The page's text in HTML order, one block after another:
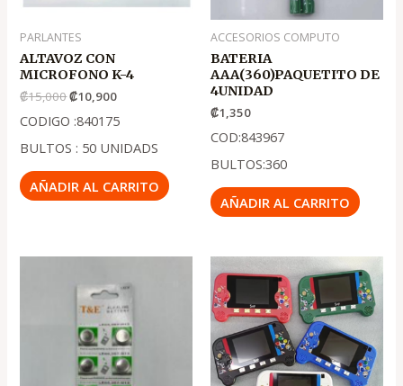
PARLANTES
ALTAVOZ CON
MICROFONO K-4
₡15,000₡10,900
CODIGO :840175
BULTOS : 50 UNIDADS
AÑADIR AL CARRITO
ACCESORIOS COMPUTO
BATERIA
AAA(360)PAQUETITO DE
4UNIDAD
₡1,350
COD:843967
BULTOS:360
AÑADIR AL CARRITO
original
₡350
actual
es:
.
₡250
El
precio
original
era:
.
₡12,500
precio
actual
es:
.
₡8,250